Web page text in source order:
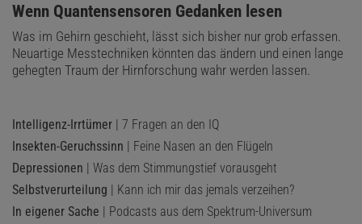
:
Wenn Quantensensoren Gedanken lesen
Was im Gehirn geschieht, lässt sich bisher nur grob erfassen.
Neuartige Messtechniken könnten das ändern und einen lange
gehegten Traum der Hirnforschung wahr werden lassen.
Intelligenz-Irrtümer | 7 Fragen an den IQ
Insekten-Geruchssinn | Feine Nasen an den Flügeln
Depressionen | Was dem Stimmungstief vorausgeht
Selbstverurteilung | Kann ich mir das jemals verzeihen?
In eigener Sache | Podcasts aus dem Spektrum-Universum